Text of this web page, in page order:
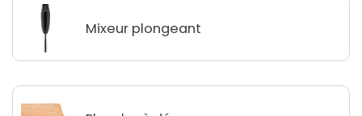
Mixeur plongeant